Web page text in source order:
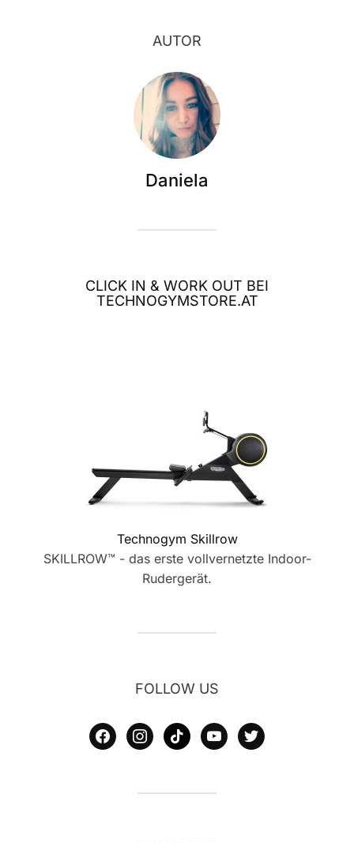
AUTOR
Daniela
CLICK IN & WORK OUT BEI
TECHNOGYMSTORE.AT
Technogym Skillrow
SKILLROW™ - das erste vollvernetzte Indoor-
Rudergerät.
FOLLOW US
facebookinstagram
tiktok youtubetwitter